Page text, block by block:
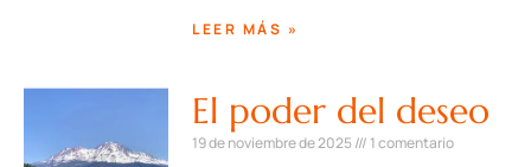
LEER MÁS »
El poder del deseo
19 de noviembre de 2025 1 comentario